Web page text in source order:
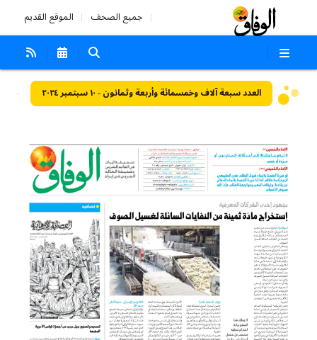
جميع الصحف الموقع القديم
العدد سبعة آلاف وخمسمائة وأربعة وثمانون - ١٠ سبتمبر ٢٠٢٤